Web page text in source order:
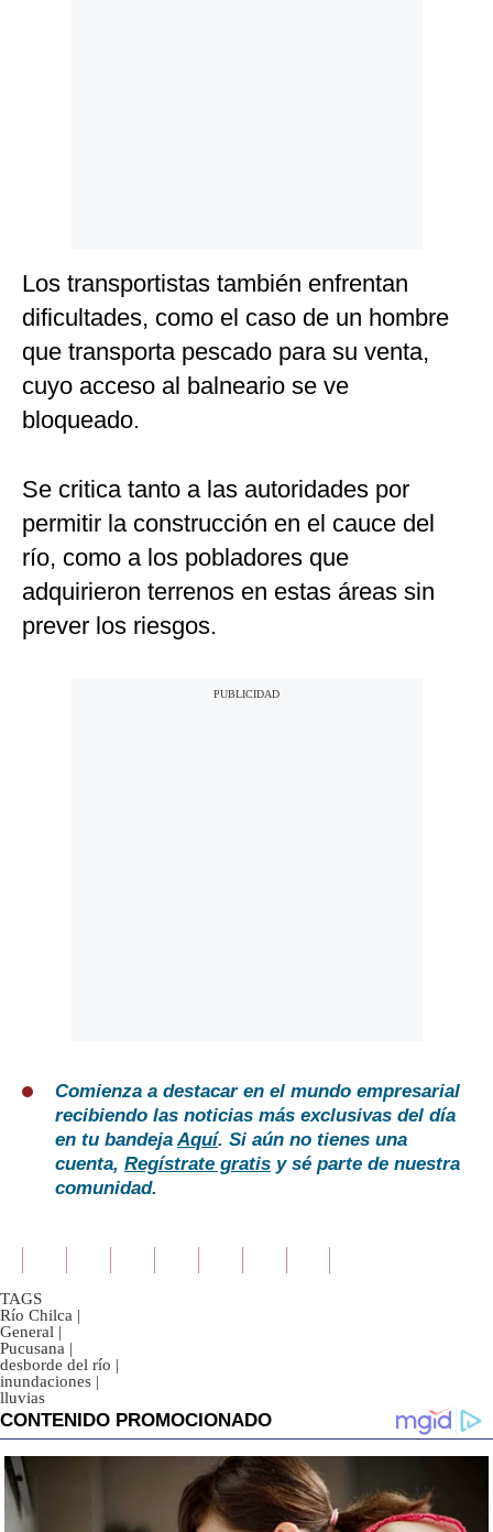
Los transportistas también enfrentan
dificultades, como el caso de un hombre
que transporta pescado para su venta,
cuyo acceso al balneario se ve
bloqueado.
Se critica tanto a las autoridades por
permitir la construcción en el cauce del
río, como a los pobladores que
adquirieron terrenos en estas áreas sin
prever los riesgos.
Comienza a destacar en el mundo empresarial
recibiendo las noticias más exclusivas del día
en tu bandejaAquí. Si aún no tienes una
cuenta, Regístrate gratis y sé parte de nuestra
comunidad.
TAGS
Río Chilca |
General |
Pucusana |
desborde del río |
inundaciones |
lluvias